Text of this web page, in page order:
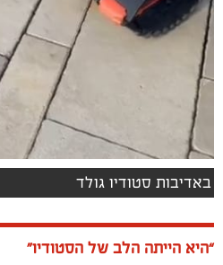
באדיבות סטודיו גולד
“היא הייתה הלב של הסטודיו”